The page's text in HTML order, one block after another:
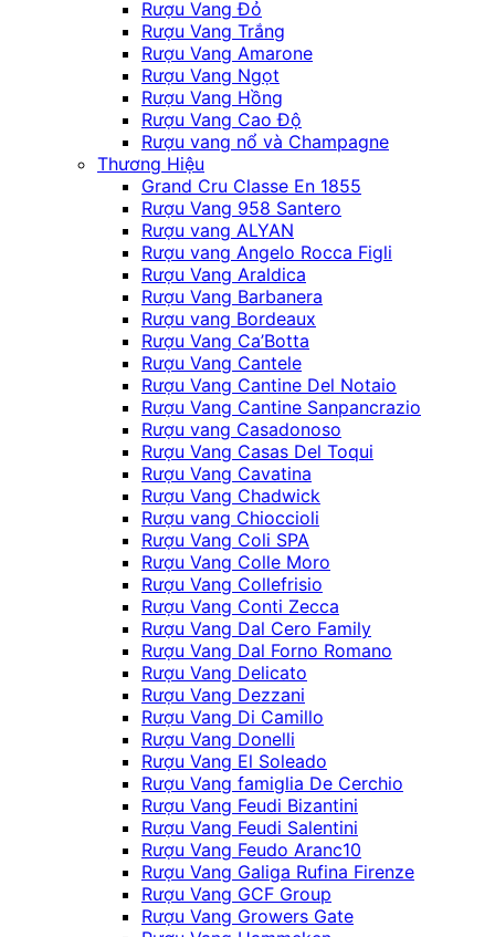
Rượu Vang Đỏ
Rượu Vang Trắng
Rượu Vang Amarone
Rượu Vang Ngọt
Rượu Vang Hồng
Rượu Vang Cao Độ
Rượu vang nổ và Champagne
Thương Hiệu
Grand Cru Classe En 1855
Rượu Vang 958 Santero
Rượu vang ALYAN
Rượu vang Angelo Rocca Figli
Rượu Vang Araldica
Rượu Vang Barbanera
Rượu vang Bordeaux
Rượu Vang Ca’Botta
Rượu Vang Cantele
Rượu Vang Cantine Del Notaio
Rượu Vang Cantine Sanpancrazio
Rượu vang Casadonoso
Rượu Vang Casas Del Toqui
Rượu Vang Cavatina
Rượu Vang Chadwick
Rượu vang Chioccioli
Rượu Vang Coli SPA
Rượu Vang Colle Moro
Rượu Vang Collefrisio
Rượu Vang Conti Zecca
Rượu Vang Dal Cero Family
Rượu Vang Dal Forno Romano
Rượu Vang Delicato
Rượu Vang Dezzani
Rượu Vang Di Camillo
Rượu Vang Donelli
Rượu Vang El Soleado
Rượu Vang famiglia De Cerchio
Rượu Vang Feudi Bizantini
Rượu Vang Feudi Salentini
Rượu Vang Feudo Aranc10
Rượu Vang Galiga Rufina Firenze
Rượu Vang GCF Group
Rượu Vang Growers Gate